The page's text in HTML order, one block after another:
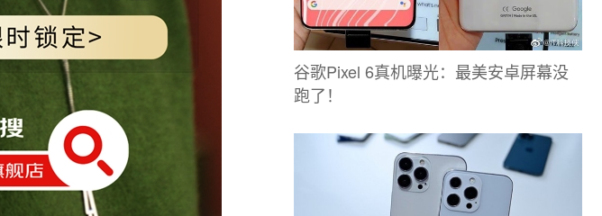
谷歌Pixel 6真机曝光：最美安卓屏幕没
跑了！